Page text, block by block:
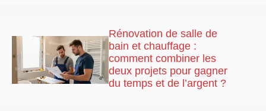
Rénovation de salle de
bain et chauffage :
comment combiner les
deux projets pour gagner
du temps et de l’argent ?